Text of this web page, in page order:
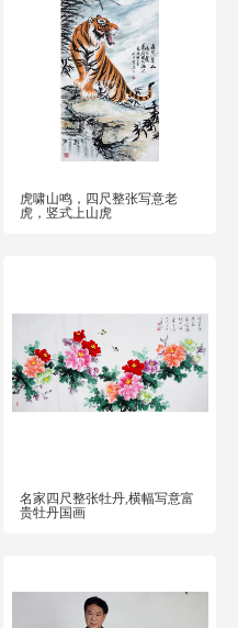
虎啸山鸣，四尺整张写意老
虎，竖式上山虎
名家四尺整张牡丹,横幅写意富
贵牡丹国画